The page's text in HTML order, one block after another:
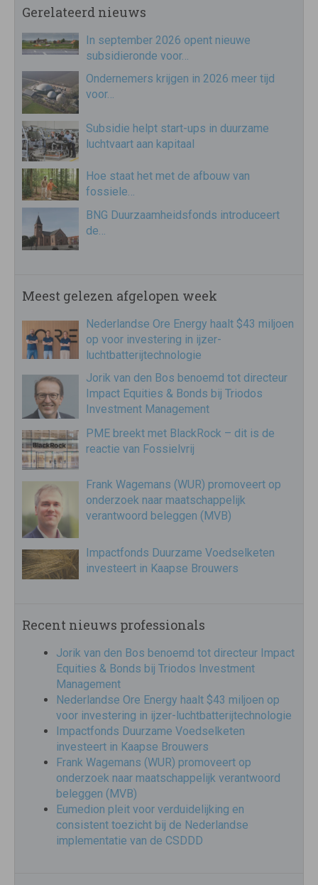
Gerelateerd nieuws
In september 2026 opent nieuwe
subsidieronde voor…
Ondernemers krijgen in 2026 meer tijd
voor…
Subsidie helpt start-ups in duurzame
luchtvaart aan kapitaal
Hoe staat het met de afbouw van
fossiele…
BNG Duurzaamheidsfonds introduceert
de…
Meest gelezen afgelopen week
Nederlandse Ore Energy haalt $43 miljoen
op voor investering in ijzer-
luchtbatterijtechnologie
Jorik van den Bos benoemd tot directeur
Impact Equities & Bonds bij Triodos
Investment Management
PME breekt met BlackRock – dit is de
reactie van Fossielvrij
Frank Wagemans (WUR) promoveert op
onderzoek naar maatschappelijk
verantwoord beleggen (MVB)
Impactfonds Duurzame Voedselketen
investeert in Kaapse Brouwers
Recent nieuws professionals
Jorik van den Bos benoemd tot directeur Impact
Equities & Bonds bij Triodos Investment
Management
Nederlandse Ore Energy haalt $43 miljoen op
voor investering in ijzer-luchtbatterijtechnologie
Impactfonds Duurzame Voedselketen
investeert in Kaapse Brouwers
Frank Wagemans (WUR) promoveert op
onderzoek naar maatschappelijk verantwoord
beleggen (MVB)
Eumedion pleit voor verduidelijking en
consistent toezicht bij de Nederlandse
implementatie van de CSDDD